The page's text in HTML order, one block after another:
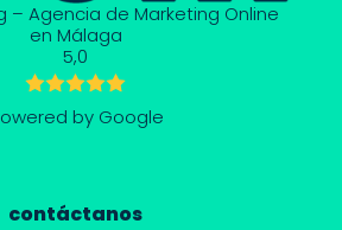
– Agencia de Marketing Online
en Málaga
5,0
by Google
contáctanos